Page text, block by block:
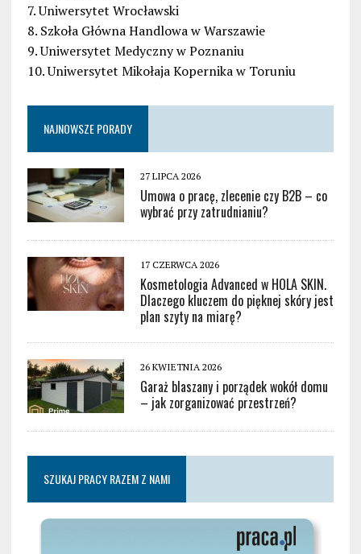
7. Uniwersytet Wrocławski
8. Szkoła Główna Handlowa w Warszawie
9. Uniwersytet Medyczny w Poznaniu
10. Uniwersytet Mikołaja Kopernika w Toruniu
NAJNOWSZE PORADY
27 LIPCA 2026
Umowa o pracę, zlecenie czy B2B – co
wybrać przy zatrudnianiu?
17 CZERWCA 2026
Kosmetologia Advanced w HOLA SKIN.
Dlaczego kluczem do pięknej skóry jest
plan szyty na miarę?
26 KWIETNIA 2026
Garaż blaszany i porządek wokół domu
– jak zorganizować przestrzeń?
SZUKAJ PRACY RAZEM Z NAMI